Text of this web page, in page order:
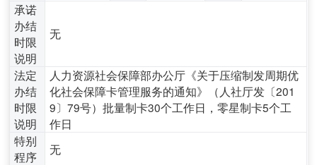
承诺
办结
时限
说明
无
法定
办结
时限
说明
人力资源社会保障部办公厅《关于压缩制发周期优
化社会保障卡管理服务的通知》（人社厅发〔201
9〕79号）批量制卡30个工作日，零星制卡5个工
作日
特别
程序
无